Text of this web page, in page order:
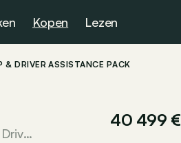
Kopen Lezen
& DRIVER ASSISTANCE PACK
Premium 79kWh Extended Range AWD/ Warmtepomp & Driver assistance pack
40 499 €